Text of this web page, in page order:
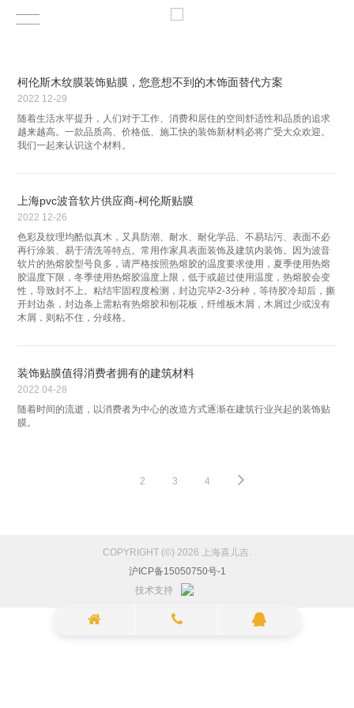
柯伦斯木纹膜装饰贴膜，您意想不到的木饰面替代方案
2022 12-29
随着生活水平提升，人们对于工作、消费和居住的空间舒适性和品质的追求
越来越高。一款品质高、价格低、施工快的装饰新材料必将广受大众欢迎。
我们一起来认识这个材料。
上海pvc波音软片供应商-柯伦斯贴膜
2022 12-26
色彩及纹理均酷似真木，又具防潮、耐水、耐化学品、不易玷污、表面不必
再行涂装、易于清洗等特点。常用作家具表面装饰及建筑内装饰。因为波音
软片的热熔胶型号良多，请严格按照热熔胶的温度要求使用，夏季使用热熔
胶温度下限，冬季使用热熔胶温度上限，低于或超过使用温度，热熔胶会变
性，导致封不上。粘结牢固程度检测，封边完毕2-3分种，等待胶冷却后，撕
开封边条，封边条上需粘有热熔胶和刨花板，纤维板木屑，木屑过少或没有
木屑，则粘不住，分歧格。
装饰贴膜值得消费者拥有的建筑材料
2022 04-28
随着时间的流逝，以消费者为中心的改造方式逐渐在建筑行业兴起的装饰贴
膜。
2 3 4
COPYRIGHT (©) 2026 上海喜儿吉.
沪ICP备15050750号-1
技术支持